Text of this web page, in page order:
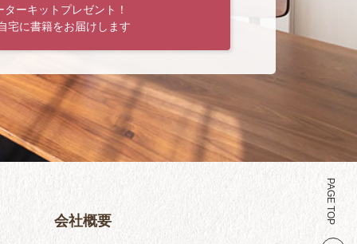
ーキットプレゼント！
宅に書籍をお届けします
PAGE TOP
会社概要